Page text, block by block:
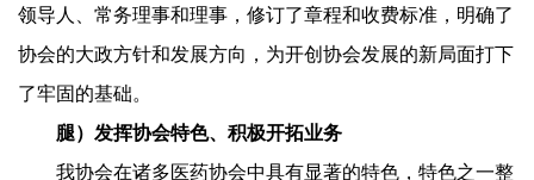
领导人、常务理事和理事，修订了章程和收费标准，明确了
协会的大政方针和发展方向，为开创协会发展的新局面打下
了牢固的基础。
腿）发挥协会特色、积极开拓业务
我协会在诸多医药协会中具有显著的特色，特色之一整